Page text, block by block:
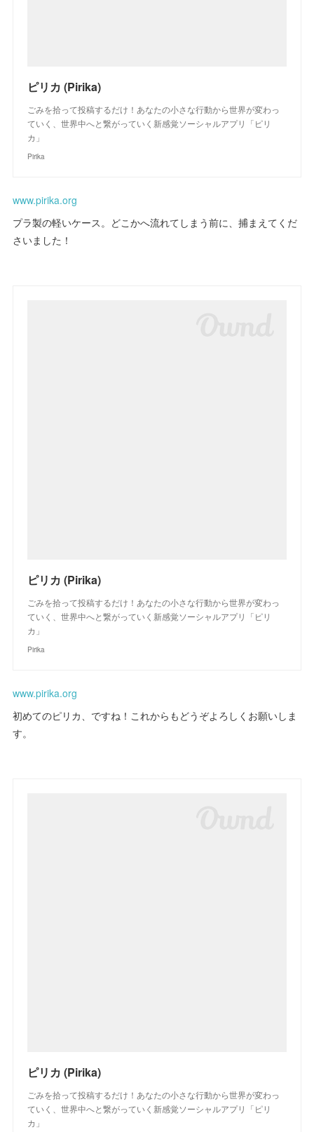
ピリカ (Pirika)
ごみを拾って投稿するだけ！あなたの小さな行動から世界が変わっ
ていく、世界中へと繋がっていく新感覚ソーシャルアプリ「ピリ
カ」
Pirika
www.pirika.org
プラ製の軽いケース。どこかへ流れてしまう前に、捕まえてくだ
さいました！
ピリカ (Pirika)
ごみを拾って投稿するだけ！あなたの小さな行動から世界が変わっ
ていく、世界中へと繋がっていく新感覚ソーシャルアプリ「ピリ
カ」
Pirika
www.pirika.org
初めてのピリカ、ですね！これからもどうぞよろしくお願いしま
す。
ピリカ (Pirika)
ごみを拾って投稿するだけ！あなたの小さな行動から世界が変わっ
ていく、世界中へと繋がっていく新感覚ソーシャルアプリ「ピリ
カ」